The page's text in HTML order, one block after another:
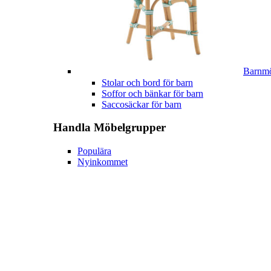
Stolar och bord för barn
Soffor och bänkar för barn
Saccosäckar för barn
Handla Möbelgrupper
Populära
Nyinkommet